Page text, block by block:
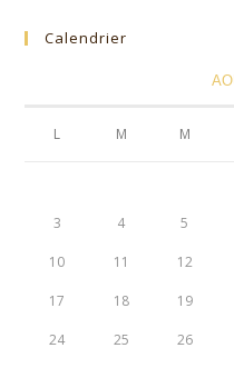
Calendrier
L M M
3 4 5
10 11 12
17 18 19
24 25 26